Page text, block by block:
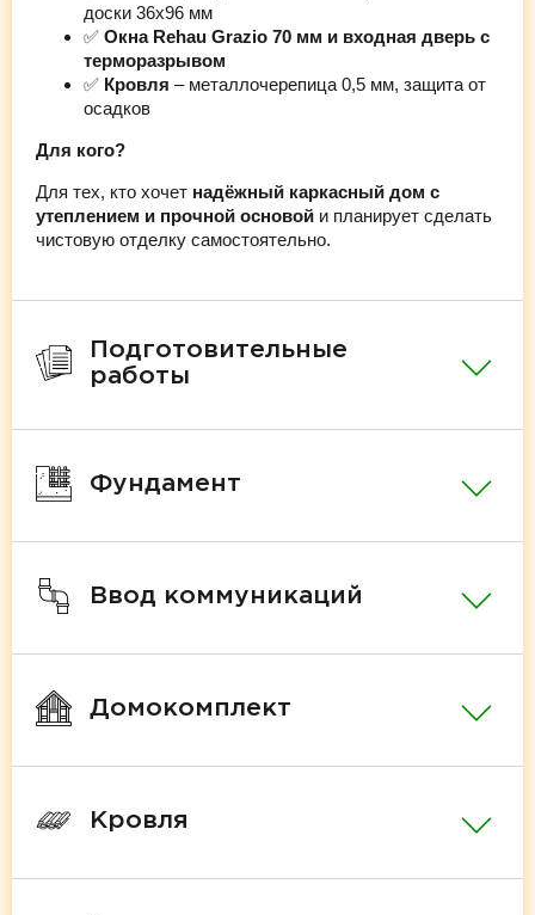
доски 36х96 мм
✅ Окна Rehau Grazio 70 мм и входная дверь с
терморазрывом
✅ Кровля – металлочерепица 0,5 мм, защита от
осадков
Для кого?
Для тех, кто хочет надёжный каркасный дом с
утеплением и прочной основой и планирует сделать
чистовую отделку самостоятельно.
Подготовительные
работы
Фундамент
Ввод коммуникаций
Домокомплект
Кровля